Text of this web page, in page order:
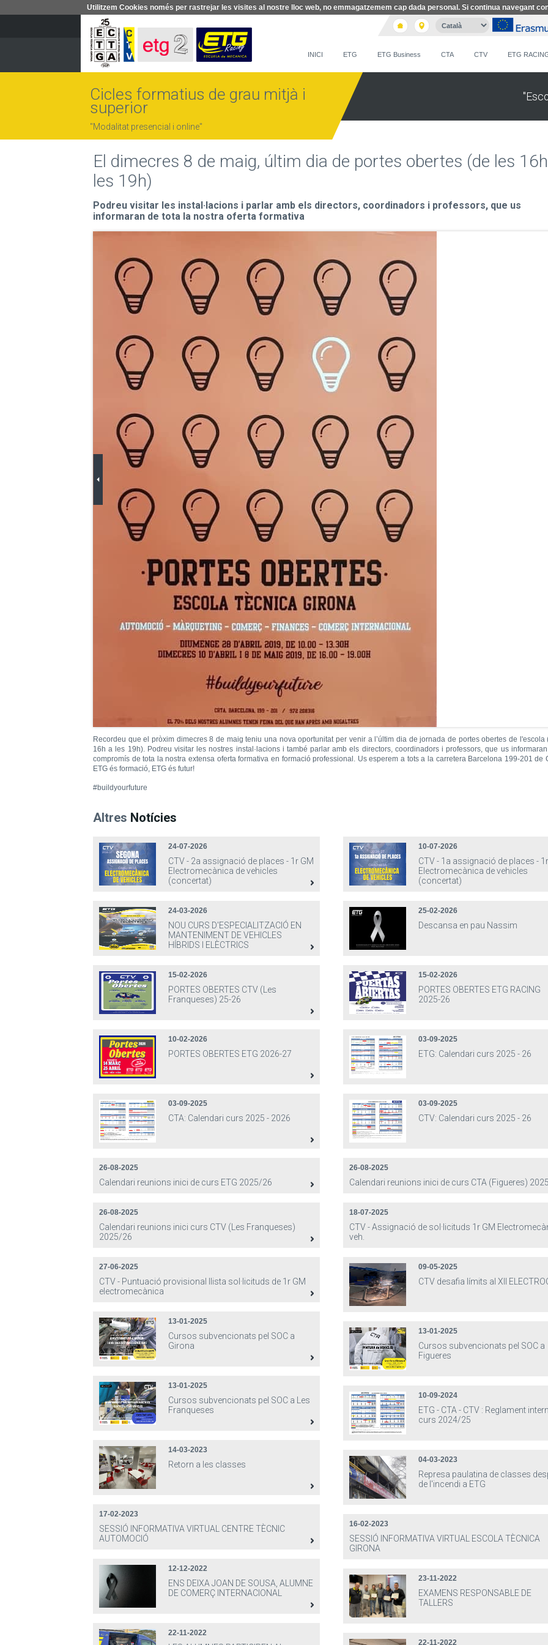
Utilitzem Cookies només per rastrejar les visites al nostre lloc web, no emmagatzemem cap dada personal. Si continua navegant
INICI ETG ETG Business CTA CTV ETG
Cicles formatius de grau mitjà i
superior
"Modalitat presencial i online"
El dimecres 8 de maig, últim dia de portes obertes (de les
les 19h)
Podreu visitar les instal·lacions i parlar amb els directors, coordinadors i professors, que us
informaran de tota la nostra oferta formativa
Recordeu que el pròxim dimecres 8 de maig teniu una nova oportunitat per venir a l’últim dia de jornada de portes obertes de l'escola
16h a les 19h). Podreu visitar les nostres instal·lacions i també parlar amb els directors, coordinadors i professors, que us
compromís de tota la nostra extensa oferta formativa en formació professional. Us esperem a tots a la carretera Barcelona 199-201 de
ETG és formació, ETG és futur!
#buildyourfuture
Altres Notícies
24-07-2026
CTV - 2a assignació de places - 1r GM
Electromecànica de vehicles
(concertat)
10-07-2026
CTV - 1a assignació de places -
Electromecànica de vehicles
(concertat)
24-03-2026
NOU CURS D'ESPECIALITZACIÓ EN
MANTENIMENT DE VEHICLES
HÍBRIDS I ELÈCTRICS
25-02-2026
Descansa en pau Nassim
15-02-2026
PORTES OBERTES CTV (Les
Franqueses) 25-26
15-02-2026
PORTES OBERTES ETG RACING
2025-26
10-02-2026
PORTES OBERTES ETG 2026-27
03-09-2025
ETG: Calendari curs 2025 - 26
03-09-2025
CTA: Calendari curs 2025 - 2026
03-09-2025
CTV: Calendari curs 2025 - 26
26-08-2025
Calendari reunions inici de curs ETG 2025/26
26-08-2025
Calendari reunions inici de curs CTA (Figueres)
26-08-2025
Calendari reunions inici curs CTV (Les Franqueses)
2025/26
18-07-2025
CTV - Assignació de sol·licituds 1r GM
veh.
27-06-2025
CTV - Puntuació provisional llista sol·licituds de 1r GM
electromecànica
09-05-2025
CTV desafia límits al XII
13-01-2025
Cursos subvencionats pel SOC a
Girona
13-01-2025
Cursos subvencionats pel SOC a
Figueres
13-01-2025
Cursos subvencionats pel SOC a Les
Franqueses
10-09-2024
ETG - CTA - CTV : Reglament intern
curs 2024/25
14-03-2023
Retorn a les classes 04-03-2023
Represa paulatina de classes
de l'incendi a ETG
17-02-2023
SESSIÓ INFORMATIVA VIRTUAL CENTRE TÈCNIC
AUTOMOCIÓ
16-02-2023
SESSIÓ INFORMATIVA VIRTUAL ESCOLA TÈCNICA
GIRONA
12-12-2022
ENS DEIXA JOAN DE SOUSA, ALUMNE
DE COMERÇ INTERNACIONAL
23-11-2022
EXAMENS RESPONSABLE DE
TALLERS
22-11-2022
22-11-2022